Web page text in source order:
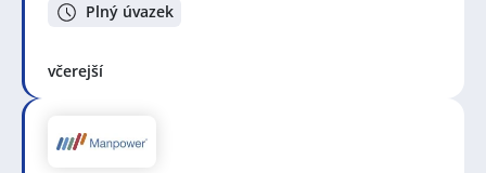
Plný úvazek
včerejší